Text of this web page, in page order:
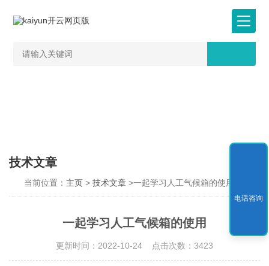
技术文章
当前位置： 主页 >技术文章 >一起学习人工气候箱的使用
一起学习人工气候箱的使用
更新时间：2022-10-24 点击次数：3423
电话咨询